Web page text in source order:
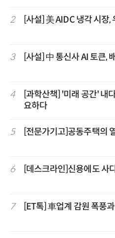
2 [사설] 美 AIDC 냉각 시장
3 [사설] 中 통신사 AI 토큰,
4
[과학산책] '미래 공간' 내
요하다
5 [전문가기고]공동주택의
6 [데스크라인]신용에도 사
7 [ET톡] 車업계 감원 폭풍